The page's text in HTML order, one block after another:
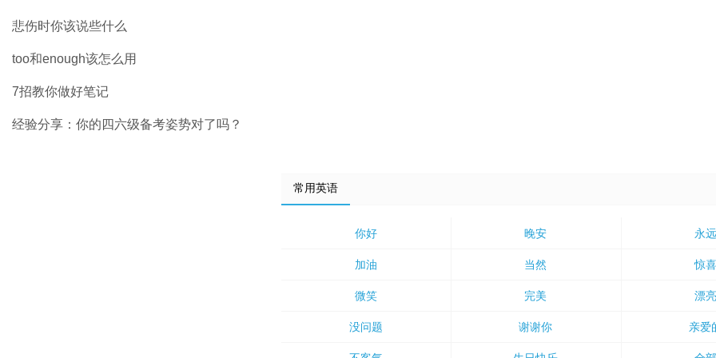
悲伤时你该说些什么
too和enough该怎么用
7招教你做好笔记
经验分享：你的四六级备考姿势对了吗？
常用英语
你好 晚安 永远
加油 当然 惊喜
微笑 完美 漂亮
没问题 谢谢你 亲爱